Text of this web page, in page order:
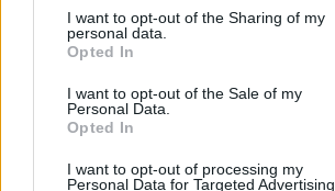
I want to opt-out of the Sharing of my
personal data.
Opted In
I want to opt-out of the Sale of my
Personal Data.
Opted In
I want to opt-out of processing my
Personal Data for Targeted Advertising.
Esposende acolhe festival de kitesurf